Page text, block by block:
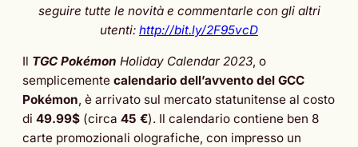
seguire tutte le novità e commentarle con gli altri
utenti: http://bit.ly/2F95vcD
Il TGC Pokémon Holiday Calendar 2023, o
semplicemente calendario dell’avvento del GCC
Pokémon, è arrivato sul mercato statunitense al costo
di 49.99$ (circa 45 €). Il calendario contiene ben 8
carte promozionali olografiche, con impresso un